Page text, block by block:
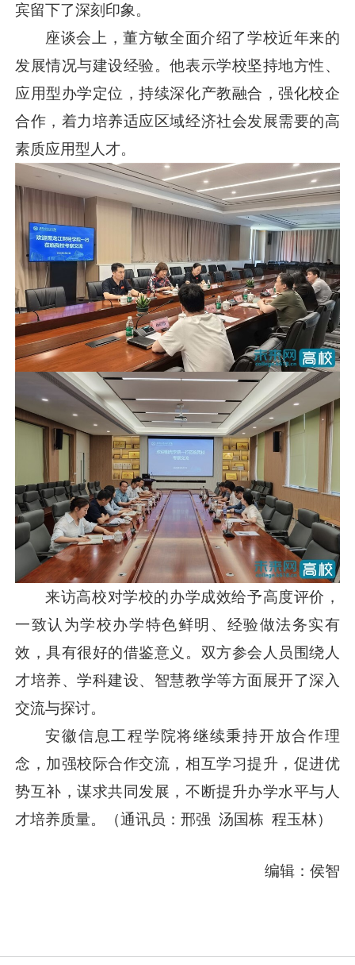
宾留下了深刻印象。
座谈会上，董方敏全面介绍了学校近年来的
发展情况与建设经验。他表示学校坚持地方性、
应用型办学定位，持续深化产教融合，强化校企
合作，着力培养适应区域经济社会发展需要的高
素质应用型人才。
来访高校对学校的办学成效给予高度评价，
一致认为学校办学特色鲜明、经验做法务实有
效，具有很好的借鉴意义。双方参会人员围绕人
才培养、学科建设、智慧教学等方面展开了深入
交流与探讨。
安徽信息工程学院将继续秉持开放合作理
念，加强校际合作交流，相互学习提升，促进优
势互补，谋求共同发展，不断提升办学水平与人
才培养质量。（通讯员：邢强 汤国栋 程玉林）
编辑：侯智